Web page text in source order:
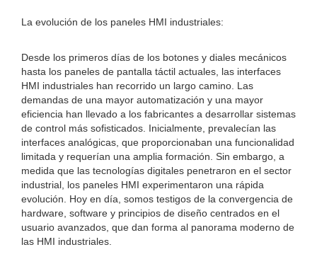
La evolución de los paneles HMI industriales:
Desde los primeros días de los botones y diales mecánicos
hasta los paneles de pantalla táctil actuales, las interfaces
HMI industriales han recorrido un largo camino. Las
demandas de una mayor automatización y una mayor
eficiencia han llevado a los fabricantes a desarrollar sistemas
de control más sofisticados. Inicialmente, prevalecían las
interfaces analógicas, que proporcionaban una funcionalidad
limitada y requerían una amplia formación. Sin embargo, a
medida que las tecnologías digitales penetraron en el sector
industrial, los paneles HMI experimentaron una rápida
evolución. Hoy en día, somos testigos de la convergencia de
hardware, software y principios de diseño centrados en el
usuario avanzados, que dan forma al panorama moderno de
las HMI industriales.